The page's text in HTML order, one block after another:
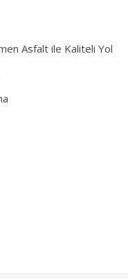
Asfalt ile Kaliteli Yol